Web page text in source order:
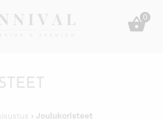
0
› Joulukoristeet